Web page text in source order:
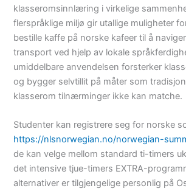
klasseromsinnlæring i virkelige
flerspråklige miljø gir utallige muligheter
bestille kaffe på norske kafeer til å
transport ved hjelp av lokale
umiddelbare anvendelsen forsterker
og bygger selvtillit på måter som
klasserom tilnærminger ikke kan matche.
Studenter kan registrere seg for norske
https://nlsnorwegian.no/norwegian-
de kan velge mellom standard ti-timers
det intensive tjue-timers EXTRA-
alternativer er tilgjengelige personlig på